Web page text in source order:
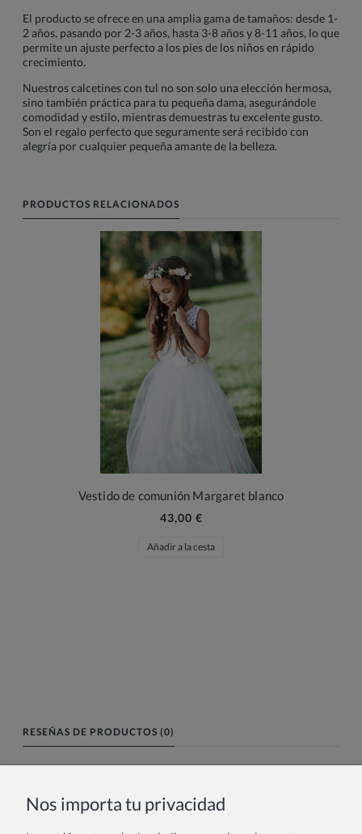
El producto se ofrece en una amplia gama de tamaños: desde 1-
2 años, pasando por 2-3 años, hasta 3-8 años y 8-11 años, lo que
permite un ajuste perfecto a los pies de los niños en rápido
crecimiento.
Nuestros calcetines con tul no son solo una elección hermosa,
sino también práctica para tu pequeña dama, asegurándole
comodidad y estilo, mientras demuestras tu excelente gusto.
Son el regalo perfecto que seguramente será recibido con
alegría por cualquier pequeña amante de la belleza.
PRODUCTOS RELACIONADOS
Vestido de comunión Margaret blanco
43,00 €
Añadir a la cesta
RESEÑAS DE PRODUCTOS (0)
Nos importa tu privacidad